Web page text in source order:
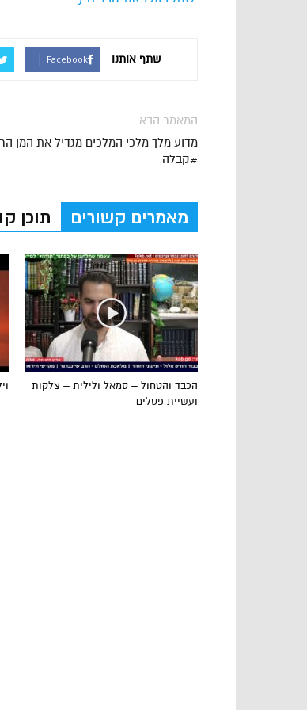
שתף אותנו Facebook
המאמר הבא
מדוע מלך מלכי המלכים מגדיל את המן
#קבלה
מאמרים קשורים תוכן
הכבד והטחול – סמאל ולילית – צלקות
ועשיית פסלים